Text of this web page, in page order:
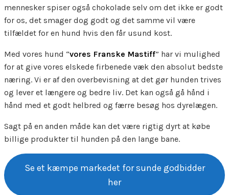
mennesker spiser også chokolade selv om det ikke er godt
for os, det smager dog godt og det samme vil være
tilfældet for en hund hvis den får usund kost.
Med vores hund “vores Franske Mastiff” har vi mulighed
for at give vores elskede firbenede væk den absolut bedste
næring. Vi er af den overbevisning at det gør hunden trives
og lever et længere og bedre liv. Det kan også gå hånd i
hånd med et godt helbred og færre besøg hos dyrelægen.
Sagt på en anden måde kan det være rigtig dyrt at købe
billige produkter til hunden på den lange bane.
Se et kæmpe markedet for sunde godbidder
her